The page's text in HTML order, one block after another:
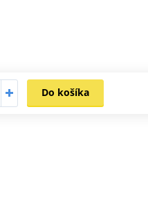
Do košíka